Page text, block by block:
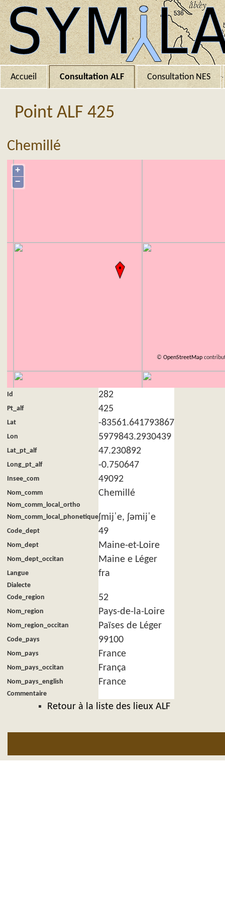
Accueil Consultation ALF Consultation NES
Point ALF 425
Chemillé
+
−
© OpenStreetMap
Id 282
Pt_alf 425
Lat -83561.641793867
Lon 5979843.2930439
Lat_pt_alf 47.230892
Long_pt_alf -0.750647
Insee_com 49092
Nom_comm Chemillé
Nom_comm_local_ortho
Nom_comm_local_phonetiqueʃmijˈe, ʃəmijˈe
Code_dept 49
Nom_dept Maine-et-Loire
Nom_dept_occitan Maine e Léger
Langue fra
Dialecte
Code_region
52
Nom_region Pays-de-la-Loire
Nom_region_occitan Païses de Léger
Code_pays 99100
Nom_pays France
Nom_pays_occitan França
Nom_pays_english France
Commentaire
Retour à la liste des lieux ALF